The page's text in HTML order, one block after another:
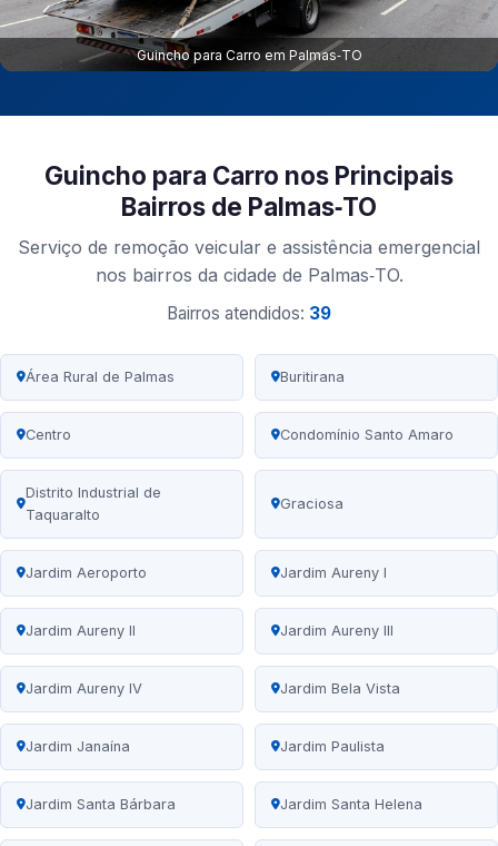
Guincho para Carro em Palmas‑TO
Guincho para Carro nos Principais
Bairros de Palmas‑TO
Serviço de remoção veicular e assistência emergencial
nos bairros da cidade de Palmas‑TO.
Bairros atendidos: 39
Área Rural de Palmas Buritirana
Centro Condomínio Santo Amaro
Distrito Industrial de
Taquaralto
Graciosa
Jardim Aeroporto Jardim Aureny I
Jardim Aureny II Jardim Aureny III
Jardim Aureny IV Jardim Bela Vista
Jardim Janaína Jardim Paulista
Jardim Santa Bárbara Jardim Santa Helena